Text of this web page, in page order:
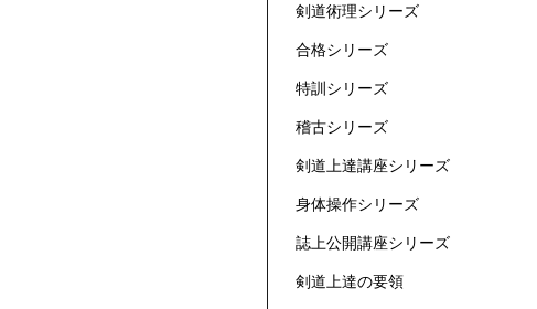
剣道術理シリーズ
合格シリーズ
特訓シリーズ
稽古シリーズ
剣道上達講座シリーズ
身体操作シリーズ
誌上公開講座シリーズ
剣道上達の要領